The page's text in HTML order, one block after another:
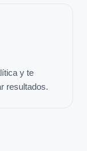
y te
resultados.